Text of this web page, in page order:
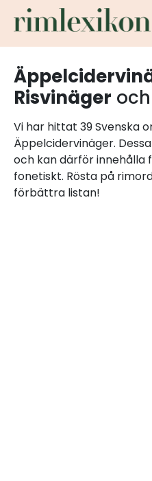
Risvinäger
Vi har hittat 39 Svenska
Äppelcidervinäger.
och kan därför innehålla
fonetiskt. Rösta på
förbättra listan!